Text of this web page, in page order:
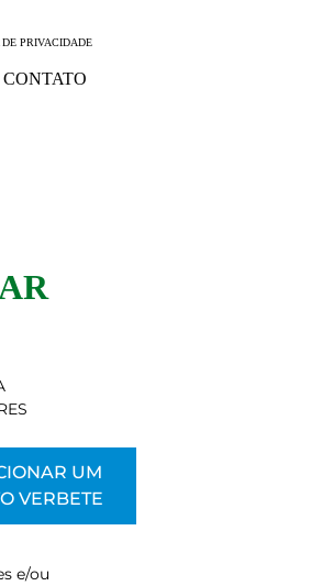
PRIVACIDADE
CONTATO
UM
VERBETE
e/ou